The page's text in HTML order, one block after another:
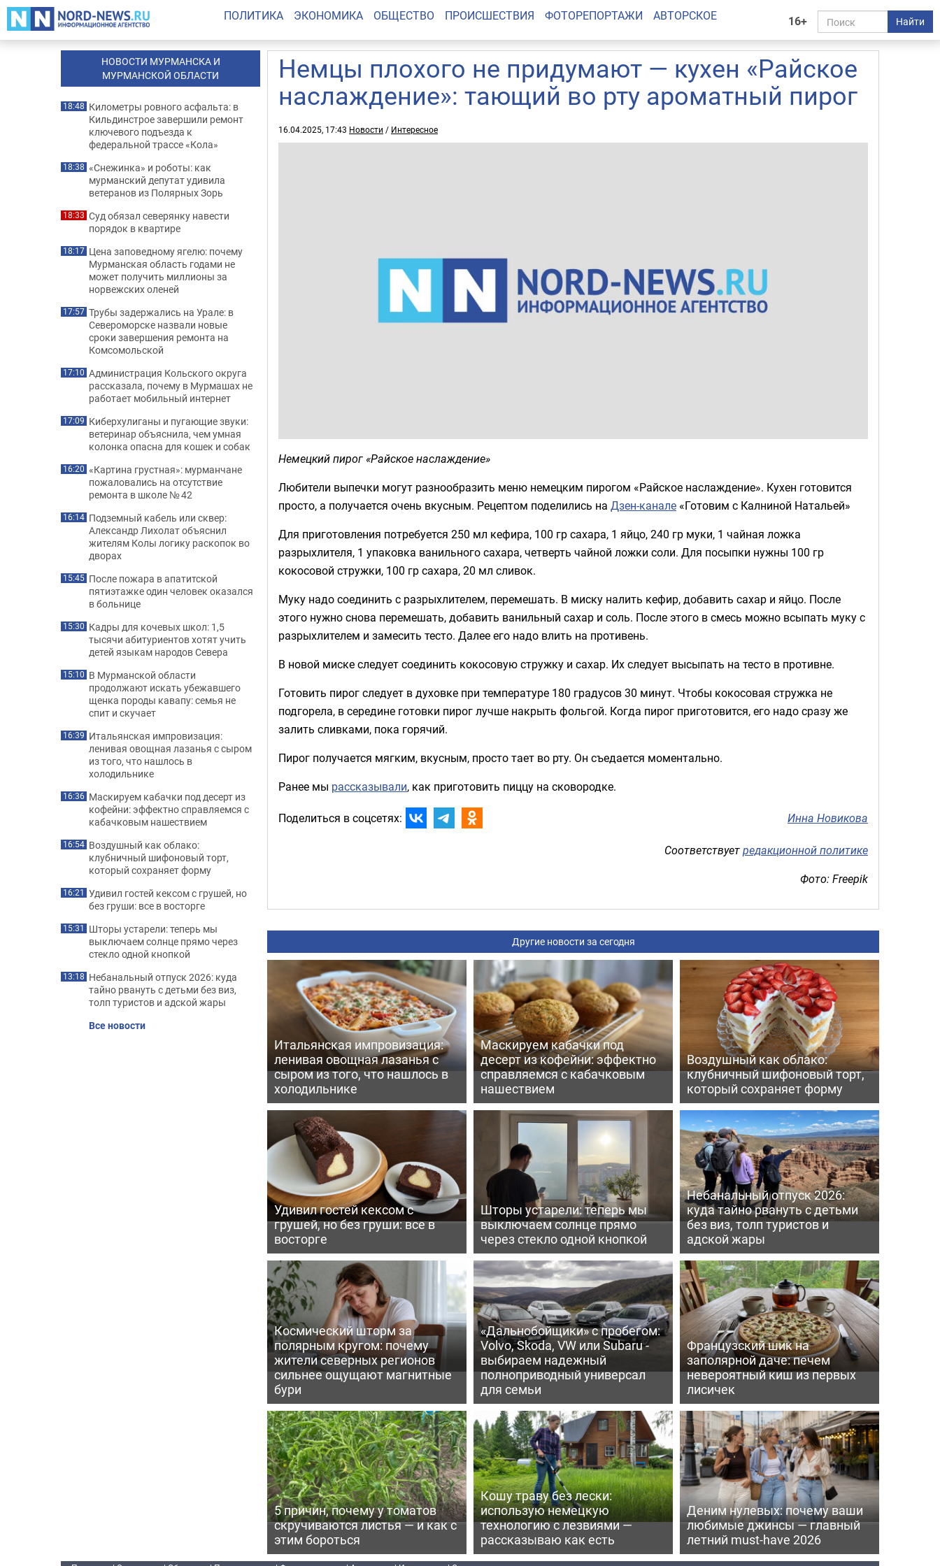
16+ Найти
ПОЛИТИКА ЭКОНОМИКА ОБЩЕСТВО ПРОИСШЕСТВИЯ ФОТОРЕПОРТАЖИ АВТОРСКОЕ
Немцы плохого не придумают — кухен «Райское
наслаждение»: тающий во рту ароматный пирог
16.04.2025, 17:43 Новости / Интересное
Немецкий пирог «Райское наслаждение»
Любители выпечки могут разнообразить меню немецким пирогом «Райское наслаждение». Кухен готовится
просто, а получается очень вкусным. Рецептом поделились на Дзен-канале «Готовим с Калниной Натальей»
Для приготовления потребуется 250 мл кефира, 100 гр сахара, 1 яйцо, 240 гр муки, 1 чайная ложка
разрыхлителя, 1 упаковка ванильного сахара, четверть чайной ложки соли. Для посыпки нужны 100 гр
кокосовой стружки, 100 гр сахара, 20 мл сливок.
Муку надо соединить с разрыхлителем, перемешать. В миску налить кефир, добавить сахар и яйцо. После
этого нужно снова перемешать, добавить ванильный сахар и соль. После этого в смесь можно всыпать муку с
разрыхлителем и замесить тесто. Далее его надо влить на противень.
В новой миске следует соединить кокосовую стружку и сахар. Их следует высыпать на тесто в противне.
Готовить пирог следует в духовке при температуре 180 градусов 30 минут. Чтобы кокосовая стружка не
подгорела, в середине готовки пирог лучше накрыть фольгой. Когда пирог приготовится, его надо сразу же
залить сливками, пока горячий.
Пирог получается мягким, вкусным, просто тает во рту. Он съедается моментально.
Ранее мы рассказывали, как приготовить пиццу на сковородке.
Поделиться в соцсетях: Инна Новикова
Соответствуетредакционной политике
Фото: Freepik
Другие новости за сегодня
Итальянская импровизация:
ленивая овощная лазанья с
сыром из того, что нашлось в
холодильнике
Маскируем кабачки под
десерт из кофейни: эффектно
справляемся с кабачковым
нашествием
Воздушный как облако:
клубничный шифоновый торт,
который сохраняет форму
Удивил гостей кексом с
грушей, но без груши: все в
восторге
Шторы устарели: теперь мы
выключаем солнце прямо
через стекло одной кнопкой
Небанальный отпуск 2026:
куда тайно рвануть с детьми
без виз, толп туристов и
адской жары
Космический шторм за
полярным кругом: почему
жители северных регионов
сильнее ощущают магнитные
бури
«Дальнобойщики» с пробегом:
Volvo, Skoda, VW или Subaru -
выбираем надежный
полноприводный универсал
для семьи
Французский шик на
заполярной даче: печем
невероятный киш из первых
лисичек
5 причин, почему у томатов
скручиваются листья — и как с
этим бороться
Кошу траву без лески:
использую немецкую
технологию с лезвиями —
рассказываю как есть
Деним нулевых: почему ваши
любимые джинсы — главный
летний must-have 2026
НОВОСТИ МУРМАНСКА И
МУРМАНСКОЙ ОБЛАСТИ
18:48 Километры ровного асфальта: в
Кильдинстрое завершили ремонт
ключевого подъезда к
федеральной трассе «Кола»
18:38 «Снежинка» и роботы: как
мурманский депутат удивила
ветеранов из Полярных Зорь
18:33 Суд обязал северянку навести
порядок в квартире
18:17 Цена заповедному ягелю: почему
Мурманская область годами не
может получить миллионы за
норвежских оленей
17:57 Трубы задержались на Урале: в
Североморске назвали новые
сроки завершения ремонта на
Комсомольской
17:10 Администрация Кольского округа
рассказала, почему в Мурмашах не
работает мобильный интернет
17:09 Киберхулиганы и пугающие звуки:
ветеринар объяснила, чем умная
колонка опасна для кошек и собак
16:20 «Картина грустная»: мурманчане
пожаловались на отсутствие
ремонта в школе № 42
16:14 Подземный кабель или сквер:
Александр Лихолат объяснил
жителям Колы логику раскопок во
дворах
15:45 После пожара в апатитской
пятиэтажке один человек оказался
в больнице
15:30 Кадры для кочевых школ: 1,5
тысячи абитуриентов хотят учить
детей языкам народов Севера
15:10 В Мурманской области
продолжают искать убежавшего
щенка породы кавапу: семья не
спит и скучает
16:39 Итальянская импровизация:
ленивая овощная лазанья с сыром
из того, что нашлось в
холодильнике
16:36 Маскируем кабачки под десерт из
кофейни: эффектно справляемся с
кабачковым нашествием
16:54 Воздушный как облако:
клубничный шифоновый торт,
который сохраняет форму
16:21 Удивил гостей кексом с грушей, но
без груши: все в восторге
15:31 Шторы устарели: теперь мы
выключаем солнце прямо через
стекло одной кнопкой
13:18 Небанальный отпуск 2026: куда
тайно рвануть с детьми без виз,
толп туристов и адской жары
Все новости